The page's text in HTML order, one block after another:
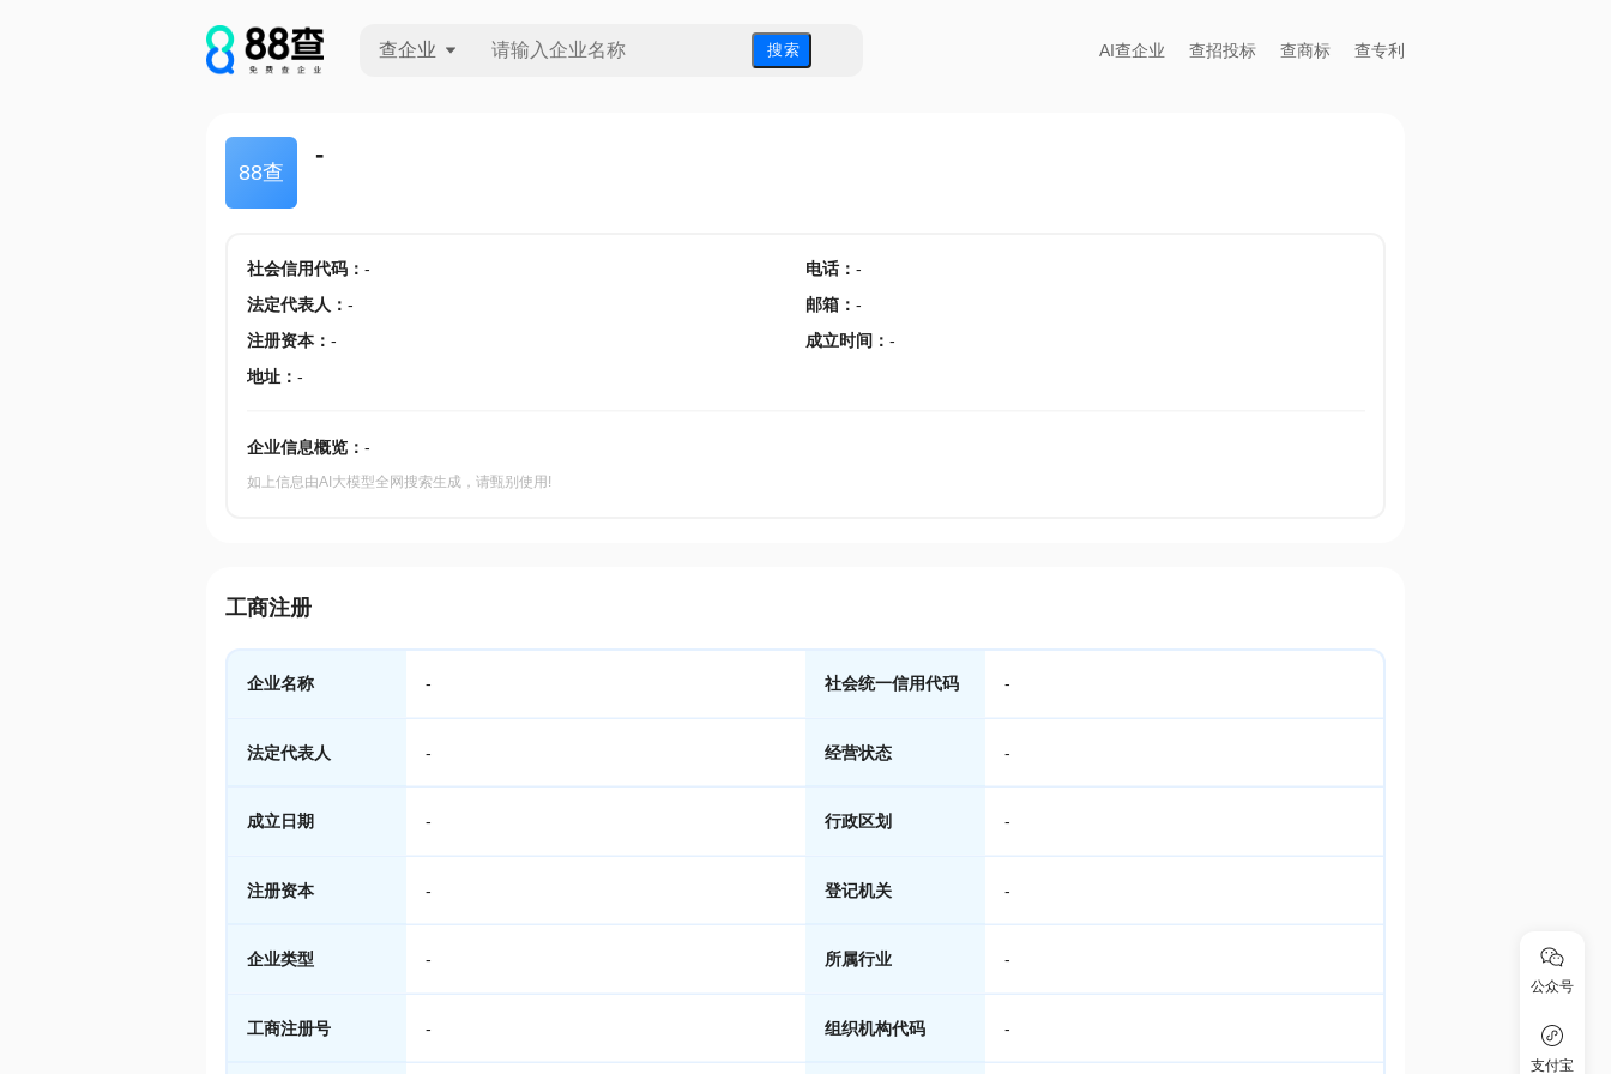
查企业 搜 索 AI查企业 查招投标 查商标 查专利
88查
-
社会信用代码： - 电话： -
法定代表人 ： - 邮箱 ： -
注册资本： - 成立时间 ： -
地址： -
企业信息概览： -
如上信息由AI大模型全网搜索生成，请甄别使用!
工商注册
企业名称 - 社会统一信用代码 -
法定代表人 - 经营状态 -
成立日期 - 行政区划 -
注册资本 - 登记机关 -
企业类型 - 所属行业 -
工商注册号 - 组织机构代码 -
公众号
支付宝